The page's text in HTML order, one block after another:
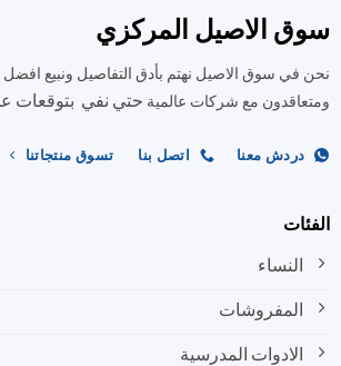
سوق الاصيل المركزي
نحن في سوق الاصيل نهتم بأدق التفاصيل ونبيع افضل
ومتعاقدون مع شركات عالمية حتي نفي بتوقعات
دردش معنا اتصل بنا تسوق منتجاتنا
الفئات
النساء
المفروشات
الادوات المدرسية